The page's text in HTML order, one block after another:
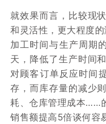
就效果而言，比较现
和灵活性，更大程度
加工时间与生产周期
天，降低了生产时间
对顾客订单反应时间
存，而库存量的减少
耗、仓库管理成本……
销售额提高5倍谈何容